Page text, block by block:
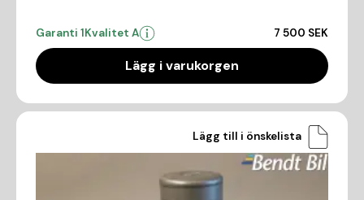
Garanti 1Kvalitet A 7 500 SEK
Lägg i varukorgen
Lägg till i önskelista